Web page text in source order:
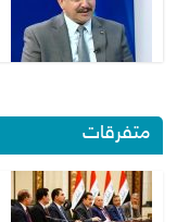
متفرقات